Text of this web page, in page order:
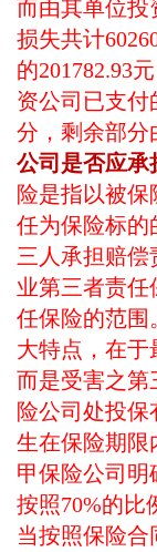
而由其单位投
损失共计
的201782.93
资公司已支付
分，剩余部分
公司是否应承
险是指以被
任为保险标的
三人承担赔
业第三者责
任保险的范围
大特点，在于
而是受害之第
险公司处投保
生在保险期限
甲保险公司明
按照70%的比
当按照保险